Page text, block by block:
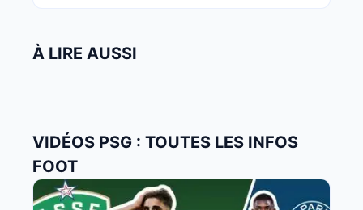
À LIRE AUSSI
VIDÉOS PSG : TOUTES LES INFOS
FOOT